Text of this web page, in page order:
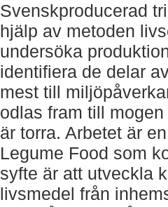
Svenskproducerad
hjälp av metoden
undersöka
identifiera de delar
mest till
odlas fram till
är torra. Arbetet är
Legume Food som
syfte är att utveckla
livsmedel från